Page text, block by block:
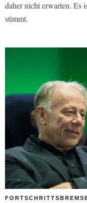
daher nicht erwarten. Es
stimmt.